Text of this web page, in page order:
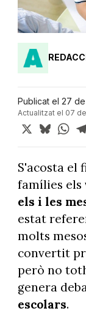
Publicat el 27
Actualitzat el 07
X
S'acosta el
famílies els
els i les
estat
molts
convertit
però no
genera
escolars.